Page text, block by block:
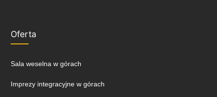
Oferta
Sala weselna w górach
Imprezy integracyjne w górach